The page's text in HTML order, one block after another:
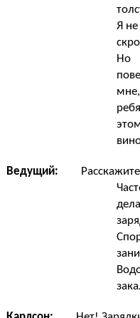
Я
Но
мне,
Ведущий: Расскажите,